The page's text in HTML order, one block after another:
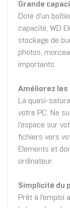
Grande
Doté d'un
capacité, WD
stockage de
photos,
importants.
Améliorez les
La quasi-
votre PC. Ne
l'espace sur
fichiers vers
Elements et
ordinateur.
Simplicité du
Prêt à l'emploi